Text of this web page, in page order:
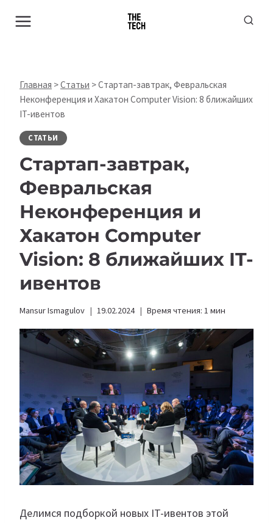
Главная >Статьи >Стартап-завтрак, Февральская
Неконференция и Хакатон Computer Vision: 8 ближайших
IT-ивентов
СТАТЬИ
Стартап-завтрак,
Февральская
Неконференция и
Хакатон Computer
Vision: 8 ближайших IT-
ивентов
Mansur Ismagulov 19.02.2024 Время чтения: 1 мин
Делимся подборкой новых IT-ивентов этой